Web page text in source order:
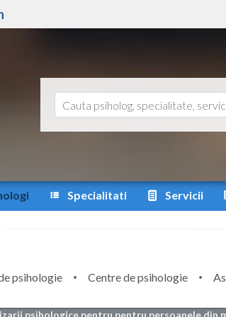
Specialitati Servicii
psihologie Centre de psihologie
psihologice pentru pentru persoanele